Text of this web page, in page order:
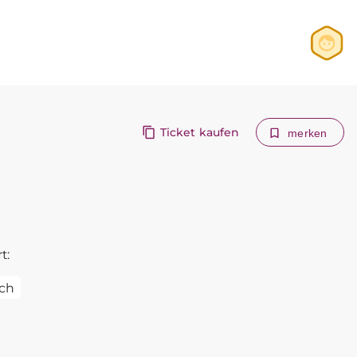
Ticket kaufen merken